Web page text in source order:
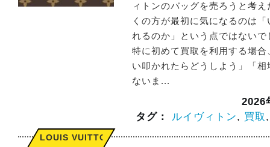
ィトンのバッグを売ろうと考
くの方が最初に気になるのは
れるのか」という点ではないで
特に初めて買取を利用する場合
い叩かれたらどうしよう」「相
ないま...
2026
タグ：
ルイヴィトン, 買取
LOUIS VUITTON